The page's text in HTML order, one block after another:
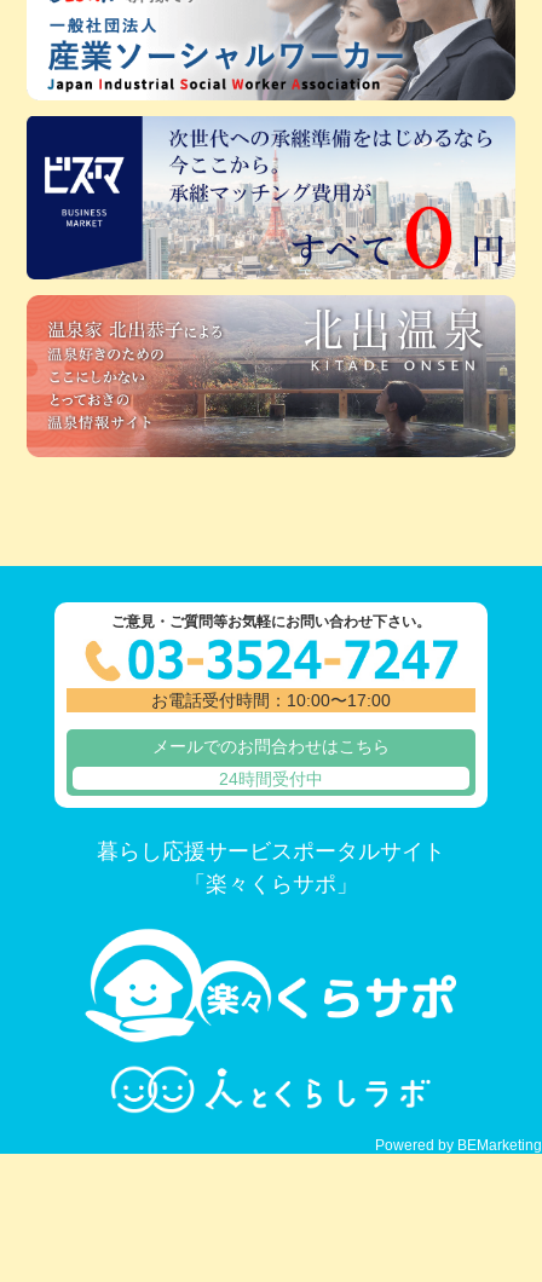
ご意見・ご質問等お気軽にお問い合わせ下さい。
お電話受付時間：10:00〜17:00
メールでのお問合わせはこちら
24時間受付中
暮らし応援サービスポータルサイト
「楽々くらサポ」
Powered by BEMarketing